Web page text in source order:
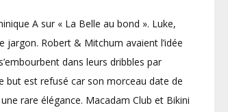
A sur « La Belle au bond ». Luke,
Robert & Mitchum avaient l’idée
dans leurs dribbles par
but est refusé car son morceau date de
rare élégance. Macadam Club et Bikini